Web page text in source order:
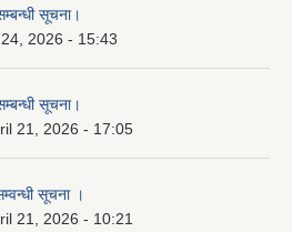
सूचना।
2026 - 15:43
सूचना।
21, 2026 - 17:05
सूचना ।
21, 2026 - 10:21